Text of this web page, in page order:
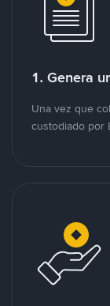
1. Genera
Una vez que
custodiado por